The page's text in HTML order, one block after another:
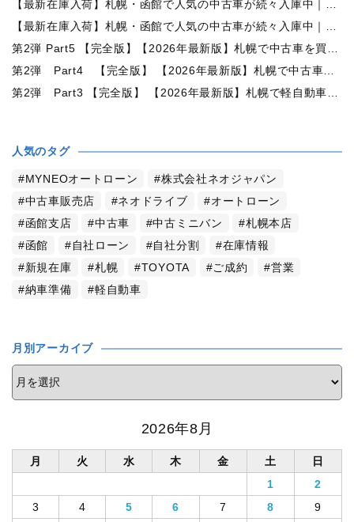
【最新在庫入荷】札幌・函館で人気の中古車が続々入庫中｜早い者勝ち！【トヨタ ヴォクシー2.0ZS煌Ⅱ 4WD】
【最新在庫入荷】札幌・函館で人気の中古車が続々入庫中｜早い者勝ち！【ダイハツ タント660カスタムX 4WD】
第2弾 Part5 【完全版】【2026年最新版】札幌で中古車を買うなら何月がおすすめ？狙い目の時期・冬前に買うメリットを徹底解説
第2弾 Part4 【完全版】 【2026年最新版】札幌で中古車を買うなら2WDと4WDどっち？北海道の雪道・燃費・価格・維持費を徹底比較
第2弾 Part3 【完全版】 【2026年最新版】札幌で軽自動車を持つと月々いくら？維持費・ガソリン・保険・車検・冬タイヤまで徹底解説
人気のタグ
MYNEOオートローン
株式会社ネオジャパン
中古車販売店
ネオドライブ
オートローン
函館支店
中古車 中古ミニバン
札幌本店
函館
自社ローン 自社分割
在庫情報
新規在庫
札幌 TOYOTA ご成約
営業
納車準備
軽自動車
月別アーカイブ
2026年8月
月 火 水 木 金 土
日
1
2
3
4 5 6 7 8
9